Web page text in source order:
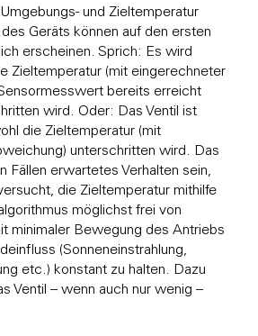
und Zieltemperatur
Geräts können auf den ersten
erscheinen. Sprich: Es wird
Zieltemperatur (mit eingerechneter
bereits erreicht
wird. Oder: Das Ventil ist
die Zieltemperatur (mit
unterschritten wird. Das
Fällen erwartetes Verhalten sein,
die Zieltemperatur mithilfe
möglichst frei von
minimaler Bewegung des Antriebs
(Sonneneinstrahlung,
etc.) konstant zu halten. Dazu
Ventil – wenn auch nur wenig –